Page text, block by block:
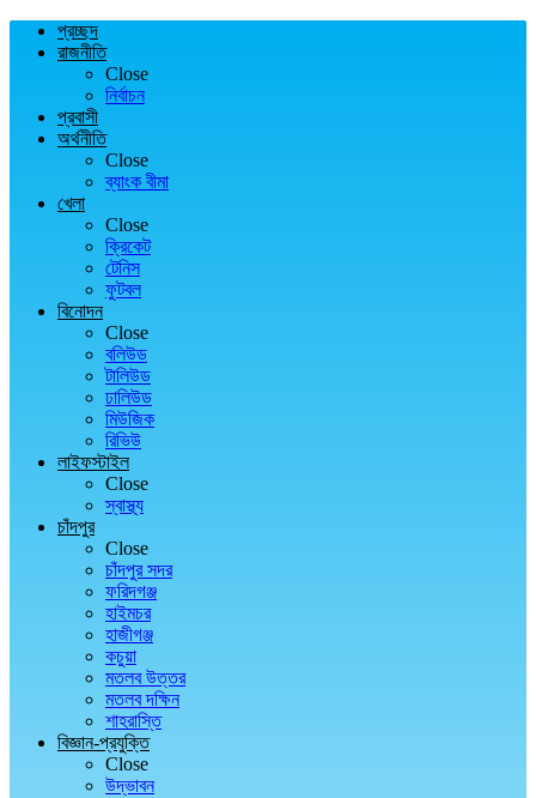
প্রচ্ছদ
রাজনীতি
Close
নির্বাচন
প্রবাসী
অর্থনীতি
Close
ব্যাংক বীমা
খেলা
Close
ক্রিকেট
টেনিস
ফুটবল
বিনোদন
Close
বলিউড
টালিউড
ঢালিউড
মিউজিক
রিভিউ
লাইফস্টাইল
Close
স্বাস্থ্য
চাঁদপুর
Close
চাঁদপুর সদর
ফরিদগঞ্জ
হাইমচর
হাজীগঞ্জ
কচুয়া
মতলব উত্তর
মতলব দক্ষিন
শাহরাস্তি
বিজ্ঞান-প্রযুক্তি
Close
উদ্ভাবন